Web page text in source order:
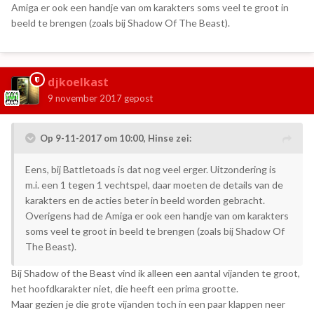
Amiga er ook een handje van om karakters soms veel te groot in
beeld te brengen (zoals bij Shadow Of The Beast).
djkoelkast
9 november 2017 gepost
Op 9-11-2017 om 10:00, Hinse zei:
Eens, bij Battletoads is dat nog veel erger. Uitzondering is
m.i. een 1 tegen 1 vechtspel, daar moeten de details van de
karakters en de acties beter in beeld worden gebracht.
Overigens had de Amiga er ook een handje van om karakters
soms veel te groot in beeld te brengen (zoals bij Shadow Of
The Beast).
Bij Shadow of the Beast vind ik alleen een aantal vijanden te groot,
het hoofdkarakter niet, die heeft een prima grootte.
Maar gezien je die grote vijanden toch in een paar klappen neer